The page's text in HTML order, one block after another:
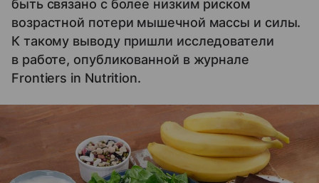
быть связано с более низким риском
возрастной потери мышечной массы и силы.
К такому выводу пришли исследователи
в работе, опубликованной в журнале
Frontiers in Nutrition.